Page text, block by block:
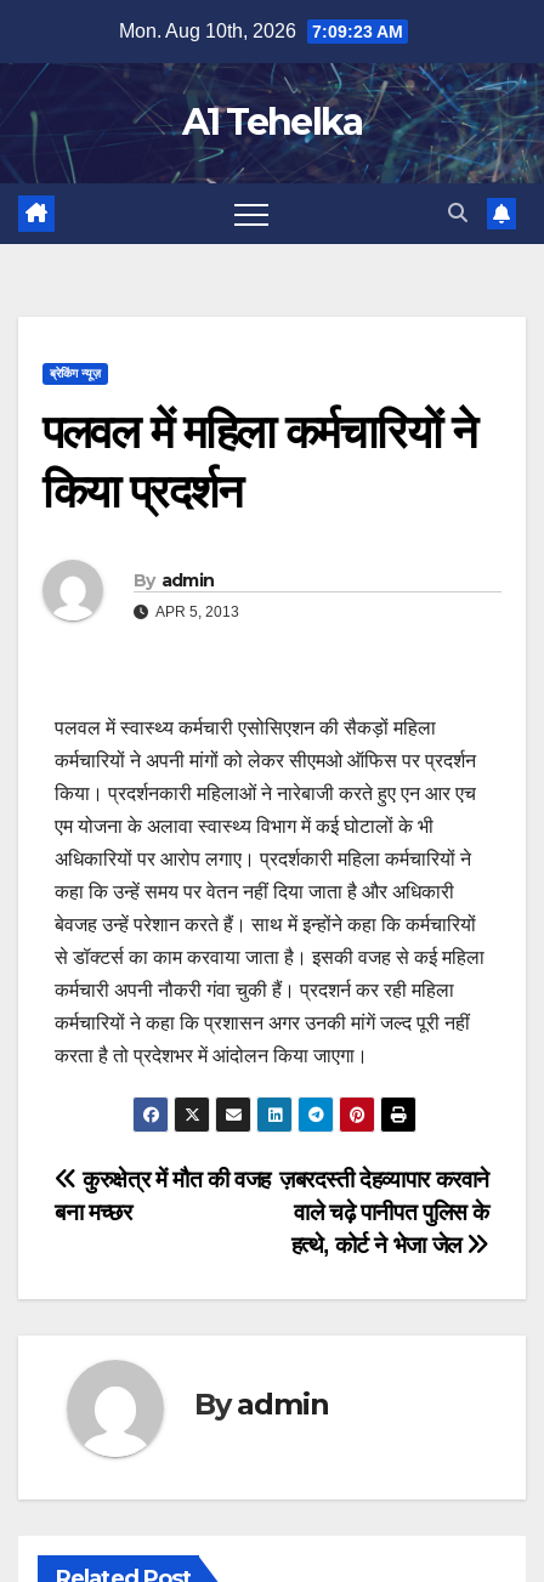
content
Mon. Aug 10th, 2026 7:09:24 AM
A1 Tehelka
ब्रेकिंग न्यूज़
पलवल में महिला कर्मचारियों ने
किया प्रदर्शन
By admin
APR 5, 2013
पलवल में स्वास्थ्य कर्मचारी एसोसिएशन की सैकड़ों महिला
कर्मचारियों ने अपनी मांगों को लेकर सीएमओ ऑफिस पर प्रदर्शन
किया। प्रदर्शनकारी महिलाओं ने नारेबाजी करते हुए एन आर एच
एम योजना के अलावा स्वास्थ्य विभाग में कई घोटालों के भी
अधिकारियों पर आरोप लगाए। प्रदर्शकारी महिला कर्मचारियों ने
कहा कि उन्हें समय पर वेतन नहीं दिया जाता है और अधिकारी
बेवजह उन्हें परेशान करते हैं। साथ में इन्होंने कहा कि कर्मचारियों
से डॉक्टर्स का काम करवाया जाता है। इसकी वजह से कई महिला
कर्मचारी अपनी नौकरी गंवा चुकी हैं। प्रदशर्न कर रही महिला
कर्मचारियों ने कहा कि प्रशासन अगर उनकी मांगें जल्द पूरी नहीं
करता है तो प्रदेशभर में आंदोलन किया जाएगा।
Post
ज़बरदस्ती देहव्यापार करवाने
वाले चढ़े पानीपत पुलिस के
हत्थे, कोर्ट ने भेजा जेल
कुरुक्षेत्र में मौत की वजह
बना मच्छर
Byadmin